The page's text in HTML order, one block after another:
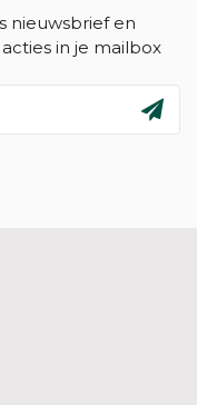
nieuwsbrief en
in je mailbox